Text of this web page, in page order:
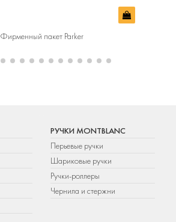
Фирменный пакет Parker
РУЧКИ MONTBLANC
Перьевые ручки
Шариковые ручки
Ручки-роллеры
Чернила и стержни